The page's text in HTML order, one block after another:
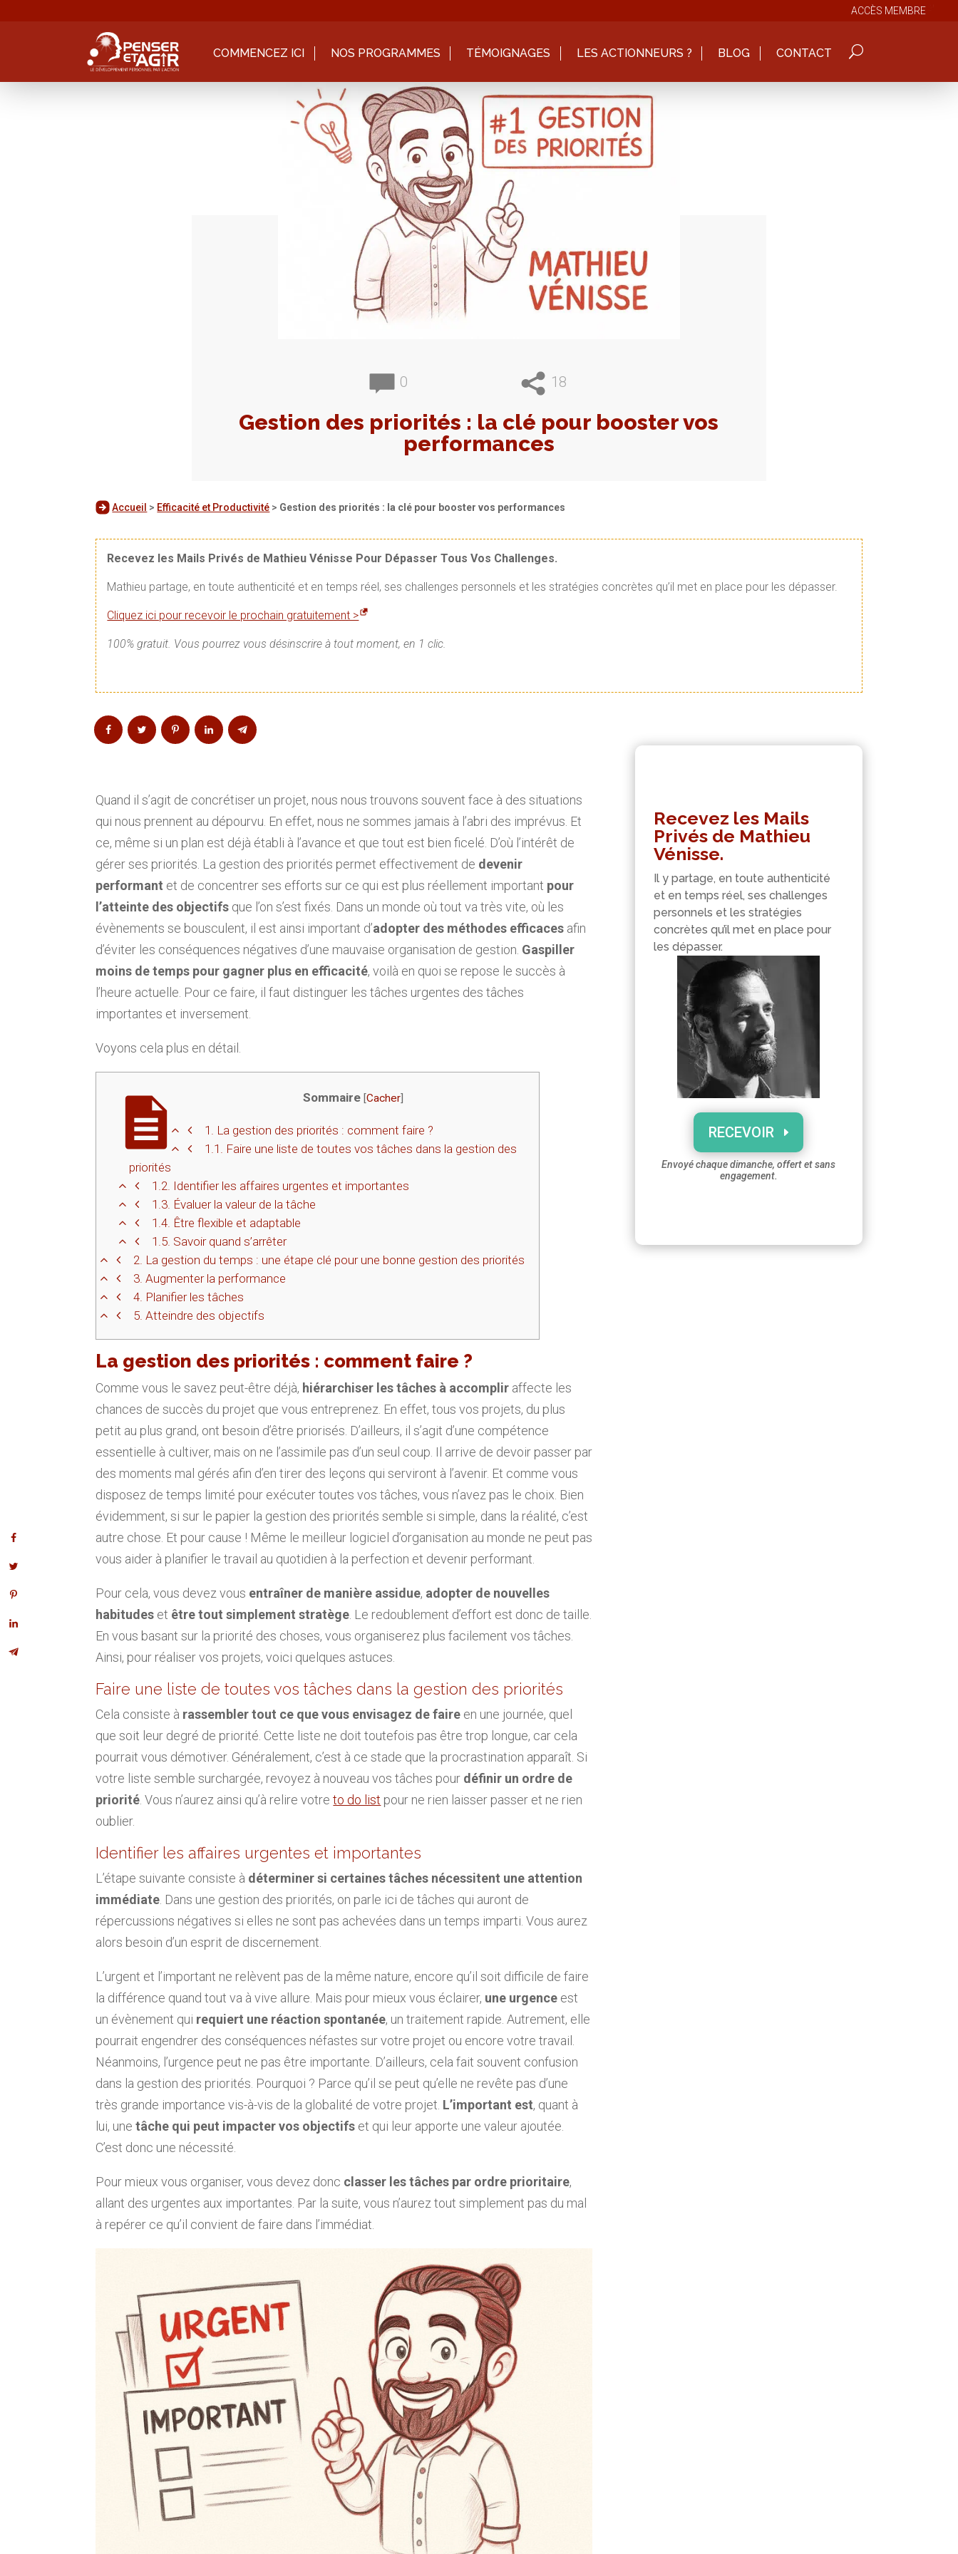
ACCÈS MEMBRE
COMMENCEZ ICI NOS PROGRAMMES TÉMOIGNAGES LES ACTIONNEURS ? BLOG CONTACT
0 18
Gestion des priorités : la clé pour booster vos
performances
Accueil > Efficacité et Productivité > Gestion des priorités : la clé pour booster vos performances
Recevez les Mails Privés de Mathieu Vénisse Pour Dépasser Tous Vos Challenges.
Mathieu partage, en toute authenticité et en temps réel, ses challenges personnels et les stratégies concrètes qu’il met en place pour les dépasser.
Cliquez ici pour recevoir le prochain gratuitement >
100% gratuit. Vous pourrez vous désinscrire à tout moment, en 1 clic.
Quand il s’agit de concrétiser un projet, nous nous trouvons souvent face à des situations
qui nous prennent au dépourvu. En effet, nous ne sommes jamais à l’abri des imprévus. Et
ce, même si un plan est déjà établi à l’avance et que tout est bien ficelé. D’où l’intérêt de
gérer ses priorités. La gestion des priorités permet effectivement de devenir
performant et de concentrer ses efforts sur ce qui est plus réellement important pour
l’atteinte des objectifs que l’on s’est fixés. Dans un monde où tout va très vite, où les
évènements se bousculent, il est ainsi important d’adopter des méthodes efficaces afin
d’éviter les conséquences négatives d’une mauvaise organisation de gestion. Gaspiller
moins de temps pour gagner plus en efficacité, voilà en quoi se repose le succès à
l’heure actuelle. Pour ce faire, il faut distinguer les tâches urgentes des tâches
importantes et inversement.
Voyons cela plus en détail.
Sommaire [Cacher]
1.
La gestion des priorités : comment faire ?
1.1.
Faire une liste de toutes vos tâches dans la gestion des
priorités
1.2. Identifier les affaires urgentes et importantes
1.3. Évaluer la valeur de la tâche
1.4. Être flexible et adaptable
1.5. Savoir quand s’arrêter
2. La gestion du temps : une étape clé pour une bonne gestion des priorités
3. Augmenter la performance
4. Planifier les tâches
5. Atteindre des objectifs
La gestion des priorités : comment faire ?
Comme vous le savez peut-être déjà, hiérarchiser les tâches à accomplir affecte les
chances de succès du projet que vous entreprenez. En effet, tous vos projets, du plus
petit au plus grand, ont besoin d’être priorisés. D’ailleurs, il s’agit d’une compétence
essentielle à cultiver, mais on ne l’assimile pas d’un seul coup. Il arrive de devoir passer par
des moments mal gérés afin d’en tirer des leçons qui serviront à l’avenir. Et comme vous
disposez de temps limité pour exécuter toutes vos tâches, vous n’avez pas le choix. Bien
évidemment, si sur le papier la gestion des priorités semble si simple, dans la réalité, c’est
autre chose. Et pour cause ! Même le meilleur logiciel d’organisation au monde ne peut pas
vous aider à planifier le travail au quotidien à la perfection et devenir performant.
Pour cela, vous devez vous entraîner de manière assidue, adopter de nouvelles
habitudes et être tout simplement stratège . Le redoublement d’effort est donc de taille.
En vous basant sur la priorité des choses, vous organiserez plus facilement vos tâches.
Ainsi, pour réaliser vos projets, voici quelques astuces.
Faire une liste de toutes vos tâches dans la gestion des priorités
Cela consiste à rassembler tout ce que vous envisagez de faire en une journée, quel
que soit leur degré de priorité. Cette liste ne doit toutefois pas être trop longue, car cela
pourrait vous démotiver. Généralement, c’est à ce stade que la procrastination apparaît. Si
votre liste semble surchargée, revoyez à nouveau vos tâches pour définir un ordre de
priorité . Vous n’aurez ainsi qu’à relire votreto do list pour ne rien laisser passer et ne rien
oublier.
Identifier les affaires urgentes et importantes
L’étape suivante consiste à déterminer si certaines tâches nécessitent une attention
immédiate . Dans une gestion des priorités, on parle ici de tâches qui auront de
répercussions négatives si elles ne sont pas achevées dans un temps imparti. Vous aurez
alors besoin d’un esprit de discernement.
L’urgent et l’important ne relèvent pas de la même nature, encore qu’il soit difficile de faire
la différence quand tout va à vive allure. Mais pour mieux vous éclairer, une urgence est
un évènement qui requiert une réaction spontanée, un traitement rapide. Autrement, elle
pourrait engendrer des conséquences néfastes sur votre projet ou encore votre travail.
Néanmoins, l’urgence peut ne pas être importante. D’ailleurs, cela fait souvent confusion
dans la gestion des priorités. Pourquoi ? Parce qu’il se peut qu’elle ne revête pas d’une
très grande importance vis-à-vis de la globalité de votre projet. L’important est, quant à
lui, unetâche qui peut impacter vos objectifs et qui leur apporte une valeur ajoutée.
C’est donc une nécessité.
Pour mieux vous organiser, vous devez donc classer les tâches par ordre prioritaire,
allant des urgentes aux importantes. Par la suite, vous n’aurez tout simplement pas du mal
à repérer ce qu’il convient de faire dans l’immédiat.
Recevez les Mails
Privés de Mathieu
Vénisse.
Il y partage, en toute authenticité
et en temps réel, ses challenges
personnels et les stratégies
concrètes qu’il met en place pour
les dépasser.
RECEVOIR
Envoyé chaque dimanche, offert et sans
engagement.